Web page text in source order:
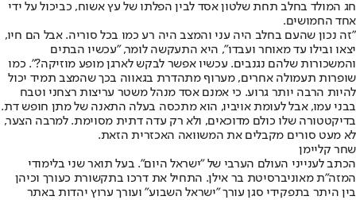
חג המולד בחלב תחת שלטון אסד לבין הפלתו של עץ אשוח, כביכול על ידי
אחד החמושים.
"זה נכון שהעם בחלב היה עני והמצב היה רע כמו בכל סוריה. אבל הם חיו,
יצאו ובילו עד מאוחר ועבדו", היא התעקשה לומר, "עכשיו הבתים
והמשכורות שלהם נגנבים. עכשיו אפשר לבקש לארגן מופע מוזיקה?". כמו
שופרות תעמולה אחרים, מערוף מתהדרת בגאווה בכך שהמצב תמיד יכול
להיות הרבה יותר גרוע. כי אמנם אסד מנהל משטר עריצות רצחני וטבח
בבני עמו, אבל לעומת אויביו, הוא מתכסה בעלה התאנה של מתן חופש דת.
בדיקטטורה שלו כולם מדוכאים, ולא רק עדה דתית מסוימת. למרבה הצער,
לא מעט סורים מקבלים את המשוואה האכזרית הזאת.
שחר קליימן
הכתב לענייני העולם הערבי של "ישראל היום". בעל תואר שני בלימודי
המזה"ת מאוניברסיטת בר אילן. התחיל את דרכו בתקשורת כעורך וכיהן
בין היתר בתפקידי סגן עורך "ישראל השבוע" ועורך ערוץ יהדות באתר